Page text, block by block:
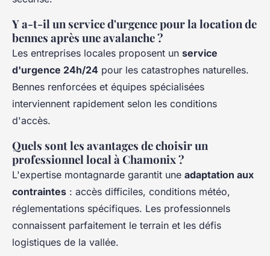
Y a-t-il un service d'urgence pour la location de
bennes après une avalanche ?
Les entreprises locales proposent un service
d'urgence 24h/24 pour les catastrophes naturelles.
Bennes renforcées et équipes spécialisées
interviennent rapidement selon les conditions
d'accès.
Quels sont les avantages de choisir un
professionnel local à Chamonix ?
L'expertise montagnarde garantit une adaptation aux
contraintes : accès difficiles, conditions météo,
réglementations spécifiques. Les professionnels
connaissent parfaitement le terrain et les défis
logistiques de la vallée.